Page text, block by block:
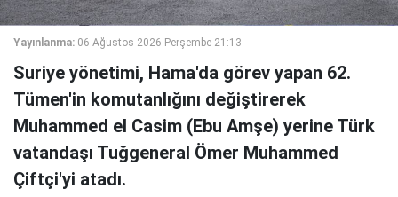
Yayınlanma: 06 Ağustos 2026 Perşembe 21:13
Suriye yönetimi, Hama'da görev yapan 62.
Tümen'in komutanlığını değiştirerek
Muhammed el Casim (Ebu Amşe) yerine Türk
vatandaşı Tuğgeneral Ömer Muhammed
Çiftçi'yi atadı.